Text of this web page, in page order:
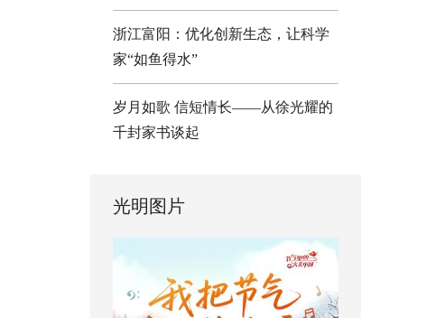
浙江富阳：优化创新生态，让科学
家“如鱼得水”
岁月如歌 信短情长——从徐光耀的
千封家书谈起
光明图片